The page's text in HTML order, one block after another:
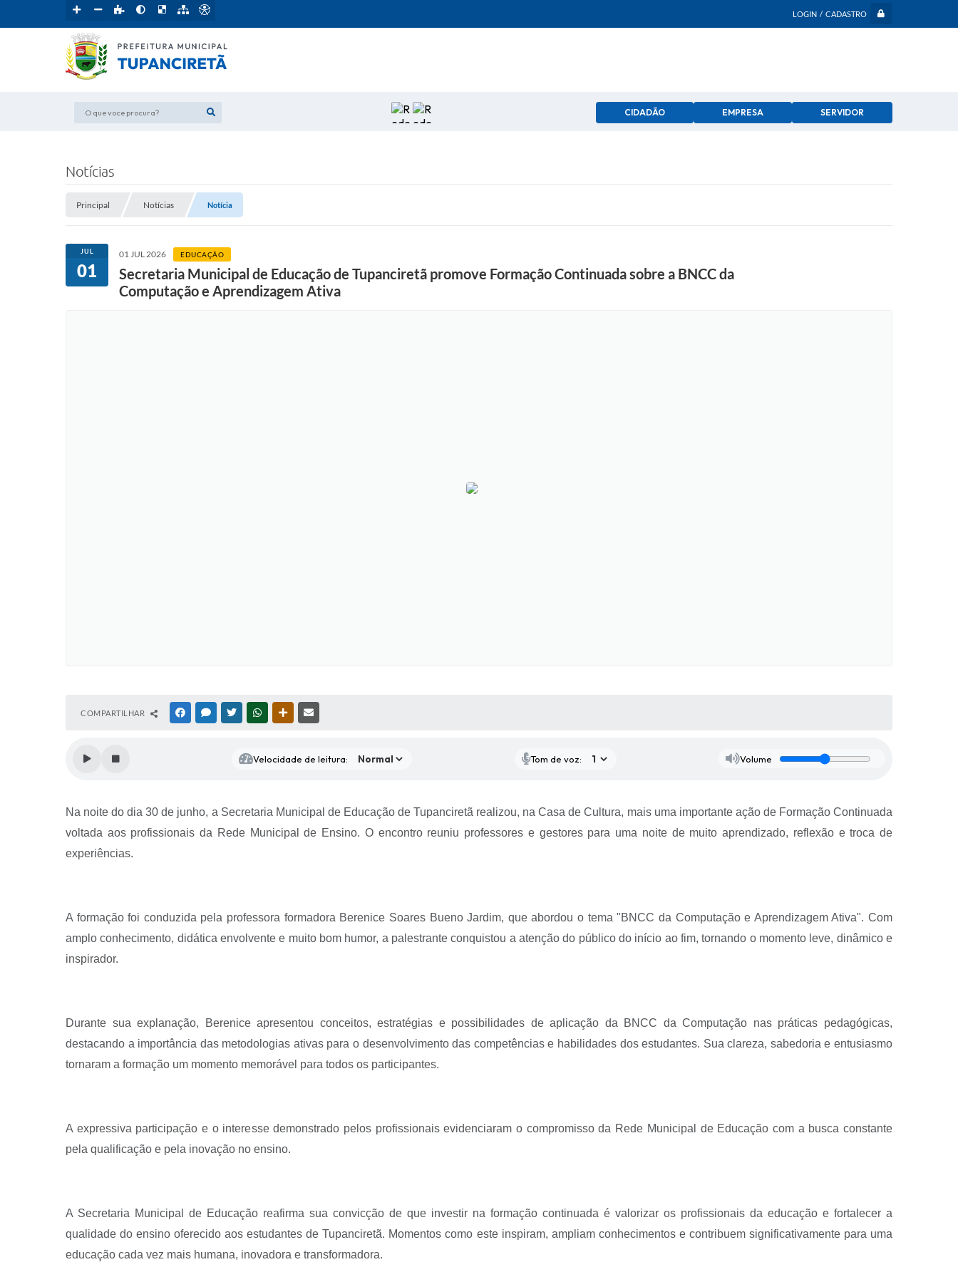
LOGIN / CADASTRO
O que voce procura? CIDADÃO EMPRESA SERVIDOR
Notícias
Principal Notícias Notícia
JUL
01
01 JUL 2026 EDUCAÇÃO
Secretaria Municipal de Educação de Tupanciretã promove Formação Continuada sobre a BNCC da
Computação e Aprendizagem Ativa
COMPARTILHAR FACEBOOKMESSENGER
TWITTERWHATSAPPOUTRAS MÍDIAS
Velocidade de leitura: Tom de voz: Volume
Na noite do dia 30 de junho, a Secretaria Municipal de Educação de Tupanciretã realizou, na Casa de Cultura, mais uma importante ação de Formação Continuada
voltada aos profissionais da Rede Municipal de Ensino. O encontro reuniu professores e gestores para uma noite de muito aprendizado, reflexão e troca de
experiências.
A formação foi conduzida pela professora formadora Berenice Soares Bueno Jardim, que abordou o tema "BNCC da Computação e Aprendizagem Ativa". Com
amplo conhecimento, didática envolvente e muito bom humor, a palestrante conquistou a atenção do público do início ao fim, tornando o momento leve, dinâmico e
inspirador.
Durante sua explanação, Berenice apresentou conceitos, estratégias e possibilidades de aplicação da BNCC da Computação nas práticas pedagógicas,
destacando a importância das metodologias ativas para o desenvolvimento das competências e habilidades dos estudantes. Sua clareza, sabedoria e entusiasmo
tornaram a formação um momento memorável para todos os participantes.
A expressiva participação e o interesse demonstrado pelos profissionais evidenciaram o compromisso da Rede Municipal de Educação com a busca constante
pela qualificação e pela inovação no ensino.
A Secretaria Municipal de Educação reafirma sua convicção de que investir na formação continuada é valorizar os profissionais da educação e fortalecer a
qualidade do ensino oferecido aos estudantes de Tupanciretã. Momentos como este inspiram, ampliam conhecimentos e contribuem significativamente para uma
educação cada vez mais humana, inovadora e transformadora.